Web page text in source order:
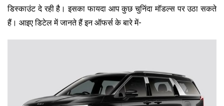
डिस्काउंट दे रही है। इसका फायदा आप कुछ चुनिंदा मॉडल्स पर उठा सकते
हैं। आइए डिटेल में जानते हैं इन ऑफर्स के बारे में-